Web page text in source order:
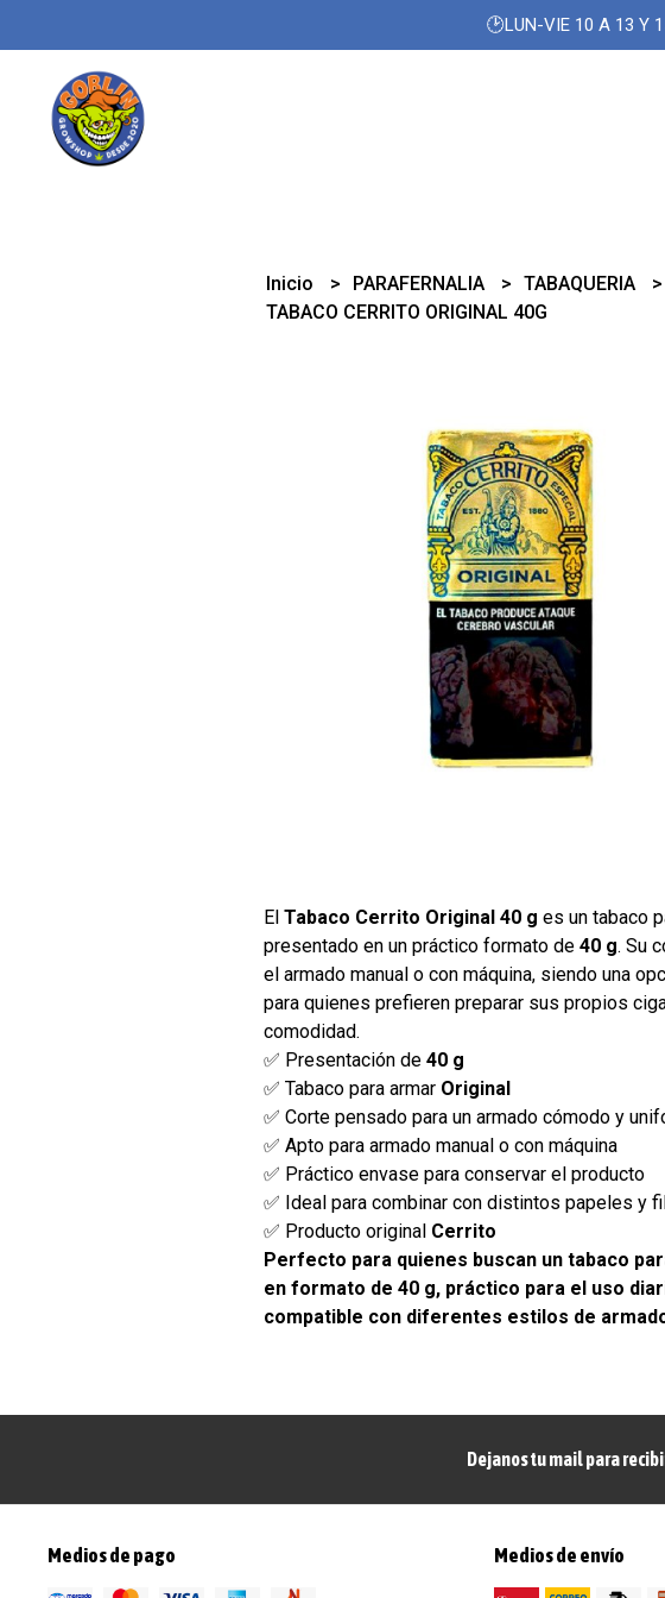
🕑LUN-VIE 10 A 13 Y
Inicio PARAFERNALIA
TABAQUERIA
TABACO CERRITO ORIGINAL 40G
ElTabaco Cerrito Original 40 g es un tabaco
presentado en un práctico formato de40 g. Su
el armado manual o con máquina, siendo una
para quienes prefieren preparar sus propios
comodidad.
✅ Presentación de40 g
✅ Tabaco para armar Original
✅ Corte pensado para un armado cómodo y
✅ Apto para armado manual o con máquina
✅ Práctico envase para conservar el producto
✅ Ideal para combinar con distintos papeles y
✅ Producto original Cerrito
Perfecto para quienes buscan un tabaco
en formato de 40 g, práctico para el uso
compatible con diferentes estilos de
Dejanos tu mail para
Medios de pago Medios de envío